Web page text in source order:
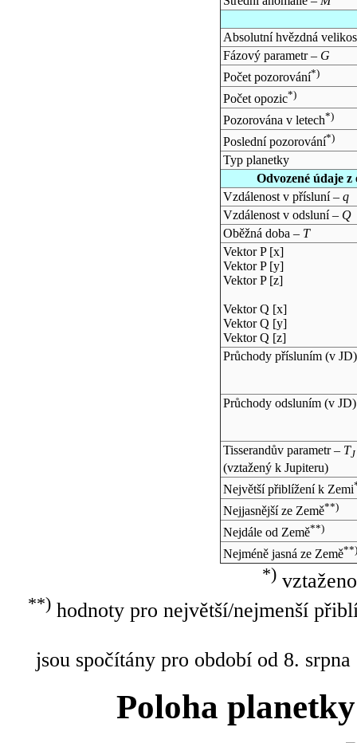
Absolutní hvězdná
Fázový parametr – G
Počet pozorování*)
Počet opozic*)
Pozorována v letech*)
Poslední pozorování*)
Typ planetky
Odvozené údaje
Vzdálenost v přísluní – q
Vzdálenost v odsluní – Q
Oběžná doba – T
Vektor P [x]
Vektor P [y]
Vektor P [z]
Vektor Q [x]
Vektor Q [y]
Vektor Q [z]
Průchody přísluním (v JD)
Průchody odsluním (v JD)
Tisserandův parametr – TJ
(vztažený k Jupiteru)
Největší přiblížení k Zemi
Nejjasnější ze Země**)
Nejdále od Země**)
Nejméně jasná ze Země**)
*)
**)hodnoty pro největší/nejmenší
jsou spočítány pro období od 8.
Poloha